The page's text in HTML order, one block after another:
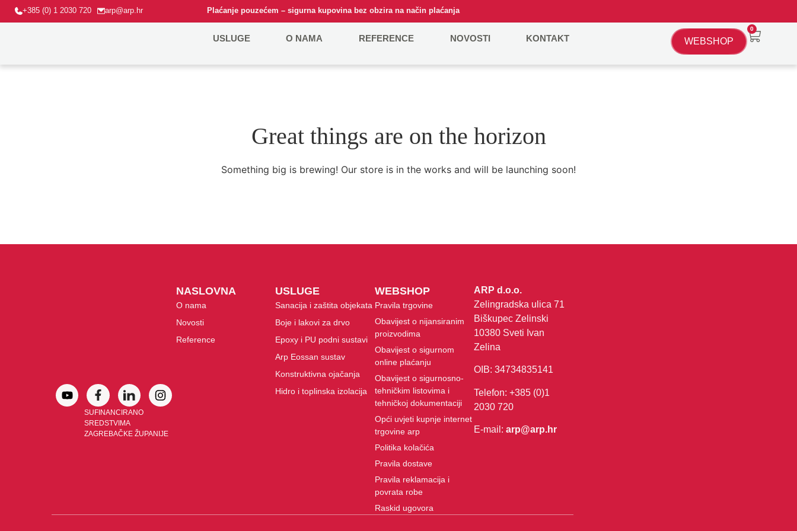
+385 (0) 1 2030 720 arp@arp.hr Plaćanje pouzećem – sigurna kupovina bez obzira na način plaćanja
USLUGE O NAMA REFERENCE NOVOSTI KONTAKT WEBSHOP
0
Great things are on the horizon
Something big is brewing! Our store is in the works and will be launching soon!
SUFINANCIRANO
SREDSTVIMA
ZAGREBAČKE ŽUPANIJE
NASLOVNA
O nama
Novosti
Reference
USLUGE
Sanacija i zaštita objekata
Boje i lakovi za drvo
Epoxy i PU podni sustavi
Arp Eossan sustav
Konstruktivna ojačanja
Hidro i toplinska izolacija
WEBSHOP
Pravila trgovine
Obavijest o nijansiranim
proizvodima
Obavijest o sigurnom
online plaćanju
Obavijest o sigurnosno-
tehničkim listovima i
tehničkoj dokumentaciji
Opći uvjeti kupnje internet
trgovine arp
Politika kolačića
Pravila dostave
Pravila reklamacija i
povrata robe
Raskid ugovora
ARP d.o.o.
Zelingradska ulica 71
Biškupec Zelinski
10380 Sveti Ivan
Zelina
OIB: 34734835141
Telefon: +385 (0)1
2030 720
E-mail:arp@arp.hr